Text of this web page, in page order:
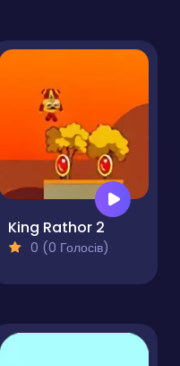
King Rathor 2
0 (0 Голосів)